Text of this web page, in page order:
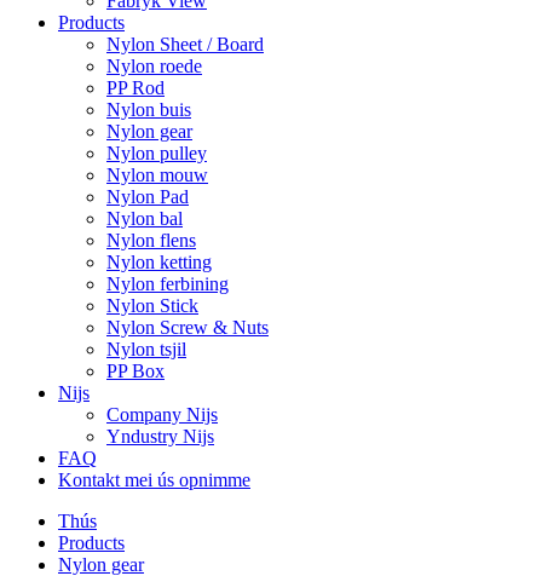
Products
Nylon Sheet / Board
Nylon roede
PP Rod
Nylon buis
Nylon gear
Nylon pulley
Nylon mouw
Nylon Pad
Nylon bal
Nylon flens
Nylon ketting
Nylon ferbining
Nylon Stick
Nylon Screw & Nuts
Nylon tsjil
PP Box
Nijs
Company Nijs
Yndustry Nijs
FAQ
Kontakt mei ús opnimme
Thús
Products
Nylon gear